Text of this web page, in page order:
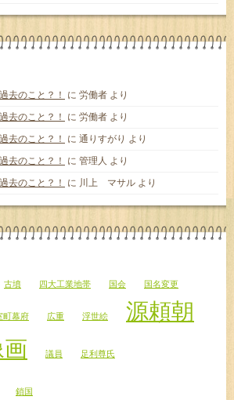
去のこと？！ に 労働者 より
去のこと？！
に 労働者 より
去のこと？！
に 通りすがり より
去のこと？！
に 管理人 より
去のこと？！
に 川上 マサル より
古墳 四大工業地帯 国会 国名変更
町幕府 広重 浮世絵 源頼朝
画 議員 足利尊氏
鎖国